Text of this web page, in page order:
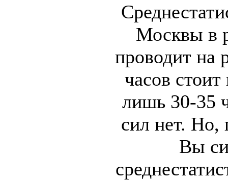
Москвы в
проводит на
часов
лишь 30-35
сил нет. Но,
Вы